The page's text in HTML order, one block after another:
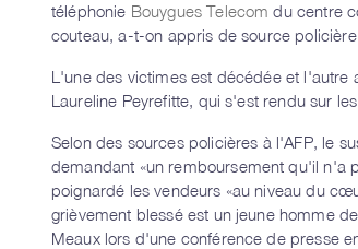
téléphonie Bouygues Telecom du centre
couteau, a-t-on appris de source
L'une des victimes est décédée et l'autre
Laureline Peyrefitte, qui s'est rendu sur
Selon des sources policières à l'AFP, le
demandant «un remboursement qu'il n'a
poignardé les vendeurs «au niveau du
grièvement blessé est un jeune homme
Meaux lors d'une conférence de presse